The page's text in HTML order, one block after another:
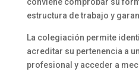
estructura de trabajo y
La colegiación permite
acreditar su pertenencia a
profesional y acceder a